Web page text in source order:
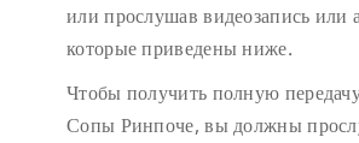
или прослушав видеозапись или
которые приведены ниже.
Чтобы получить полную
Сопы Ринпоче, вы должны